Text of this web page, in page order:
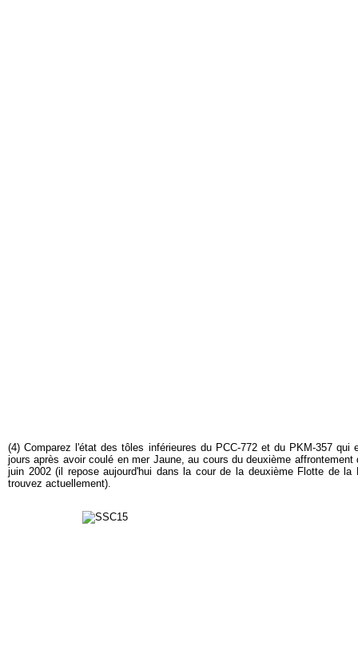
(4) Comparez l'état des tôles inférieures du PCC-772 et du PKM-357 qui
jours après avoir coulé en mer Jaune, au cours du deuxième affrontement
juin 2002 (il repose aujourd'hui dans la cour de la deuxième Flotte de la
trouvez actuellement).